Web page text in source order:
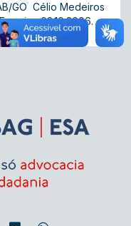
GO  Célio Medeiros
03.10.2006.